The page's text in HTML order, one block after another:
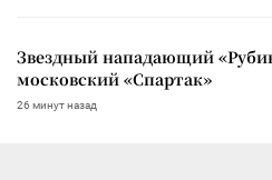
Звездный нападающий
московский «Спартак»
26 минут назад